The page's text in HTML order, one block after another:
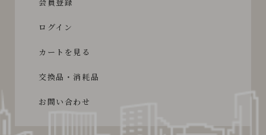
ログイン
カートを見る
交換品・消耗品
お問い合わせ